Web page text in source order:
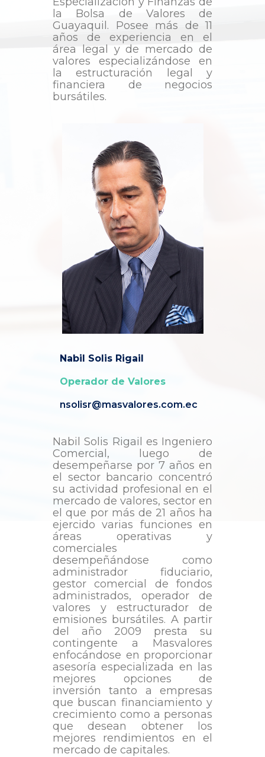
la Bolsa de Valores de
Guayaquil. Posee más de 11
años de experiencia en el
área legal y de mercado de
valores especializándose en
la estructuración legal y
financiera de negocios
bursátiles.
Nabil Solis Rigail
Operador de Valores
nsolisr@masvalores.com.ec
Nabil Solis Rigail es Ingeniero
Comercial, luego de
desempeñarse por 7 años en
el sector bancario concentró
su actividad profesional en el
mercado de valores, sector en
el que por más de 21 años ha
ejercido varias funciones en
áreas operativas y
comerciales
desempeñándose como
administrador fiduciario,
gestor comercial de fondos
administrados, operador de
valores y estructurador de
emisiones bursátiles. A partir
del año 2009 presta su
contingente a Masvalores
enfocándose en proporcionar
asesoría especializada en las
mejores opciones de
inversión tanto a empresas
que buscan financiamiento y
crecimiento como a personas
que desean obtener los
mejores rendimientos en el
mercado de capitales.